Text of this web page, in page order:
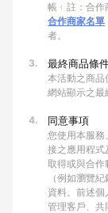
帳﹙註：合作
合作商家名單
者。
3. 最終商品條
本活動之商品
網站顯示之最
4. 同意事項
您使用本服務
接之應用程式
取得或與合作
（例如瀏覽
資料。前述
管理客戶、共